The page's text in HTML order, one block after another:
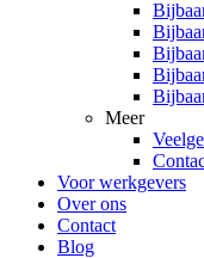
Meer
Voor werkgevers
Over ons
Contact
Blog